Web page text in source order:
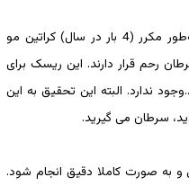
یک تحقیق نشان داده است افرادی که به‌طور مکرر (4 بار در سال) کراتین مو
رحم قرار دارند. این ریسک برای
ندارد. البته این تحقیق به این
سرطان می گیرید.
به صورت کاملا دقیق انجام شود.